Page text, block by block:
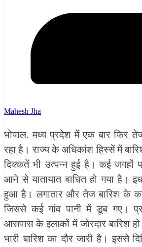
Mahesh Jha
भोपाल. मध्य प्रदेश में एक बार फिर
रहा है। राज्य के अधिकांश हिस्सें में
दिक्कतें भी उत्पन्न हुई है। कई जगहों
आने से यातायात बाधित हो गया है।
हुआ है। लगातार और तेज बारिश के
जिससे कई गांव पानी में डूब गए।
आसपास के इलाकों में जोरदार बारिश हो
भारी बारिश का दौर जारी है। इससे